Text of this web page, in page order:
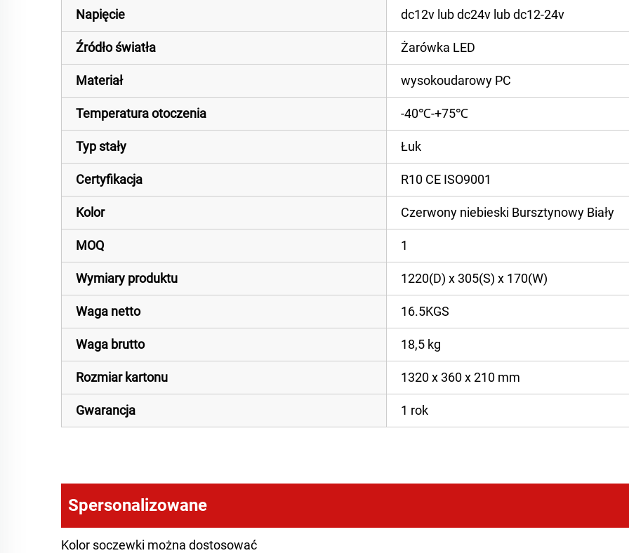
Napięcie dc12v lub dc24v lub dc12-24v
Źródło światła Żarówka LED
Materiał wysokoudarowy PC
Temperatura otoczenia -40℃-+75℃
Typ stały Łuk
Certyfikacja R10 CE ISO9001
Kolor Czerwony niebieski Bursztynowy Biały
MOQ 1
Wymiary produktu 1220(D) x 305(S) x 170(W)
Waga netto 16.5KGS
Waga brutto 18,5 kg
Rozmiar kartonu 1320 x 360 x 210 mm
Gwarancja 1 rok
Spersonalizowane
Kolor soczewki można dostosować